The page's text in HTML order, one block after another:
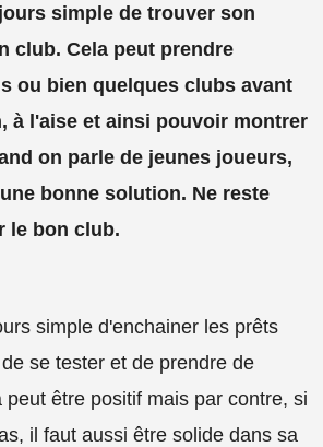
simple de trouver son
club. Cela peut prendre
ou bien quelques clubs avant
à l'aise et ainsi pouvoir montrer
on parle de jeunes joueurs,
bonne solution. Ne reste
le bon club.
simple d'enchainer les prêts
se tester et de prendre de
peut être positif mais par contre, si
il faut aussi être solide dans sa